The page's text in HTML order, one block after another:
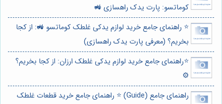
کوماتسو: پارت یدک راهسازی 🚜
⭐️ راهنمای جامع خرید لوازم یدکی غلطک کوماتسو 🚜: از کجا
بخریم؟ (معرفی پارت یدک راهسازی)
⭐️راهنمای جامع خرید لوازم یدکی غلطک ارزان: از کجا بخریم؟
⚙️
راهنمای جامع (Guide) ⭐️ راهنمای جامع خرید قطعات غلطک